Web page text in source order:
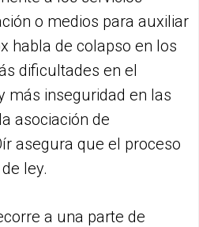
o medios para auxiliar
habla de colapso en los
dificultades en el
más inseguridad en las
asociación de
asegura que el proceso
ley.
a una parte de